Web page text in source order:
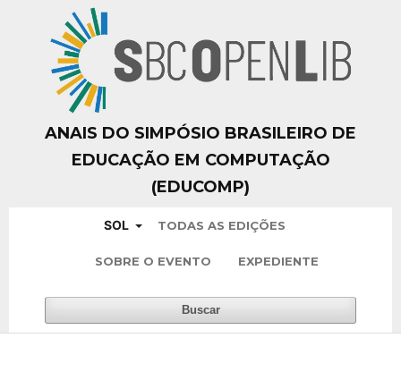
ANAIS DO SIMPÓSIO BRASILEIRO DE
EDUCAÇÃO EM COMPUTAÇÃO
(EDUCOMP)
SOL TODAS AS EDIÇÕES
SOBRE O EVENTO EXPEDIENTE
Buscar